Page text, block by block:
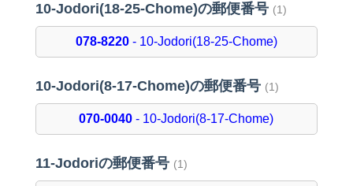
10-Jodori(18-25-Chome)の郵便番号 (1)
078-8220- 10-Jodori(18-25-Chome)
10-Jodori(8-17-Chome)の郵便番号 (1)
070-0040 - 10-Jodori(8-17-Chome)
11-Jodoriの郵便番号 (1)